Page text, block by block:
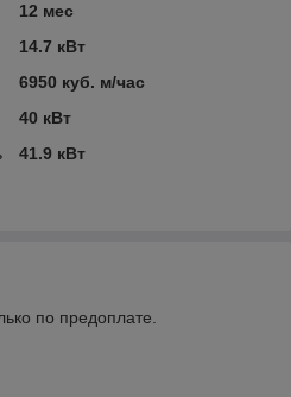
12 мес
14.7 кВт
6950 куб. м/час
40 кВт
41.9 кВт
по предоплате.